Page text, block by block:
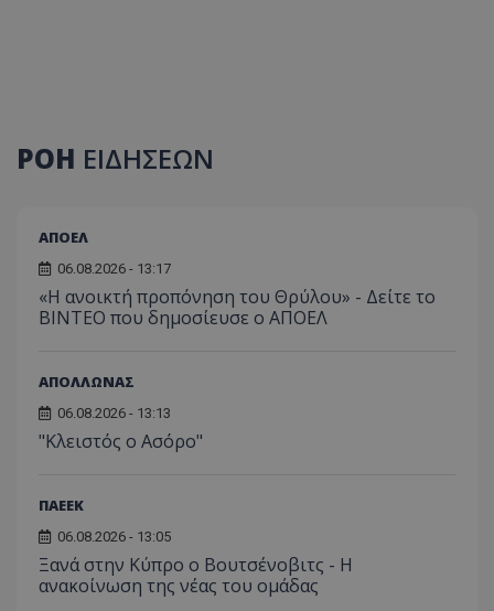
ΡΟΗ ΕΙΔΗΣΕΩΝ
ΑΠΟΕΛ
06.08.2026 - 13:17
«Η ανοικτή προπόνηση του Θρύλου» - Δείτε το
ΒΙΝΤΕΟ που δημοσίευσε ο ΑΠΟΕΛ
ΑΠΟΛΛΩΝΑΣ
06.08.2026 - 13:13
"Κλειστός ο Ασόρο"
ΠΑΕΕΚ
06.08.2026 - 13:05
Ξανά στην Κύπρο ο Βουτσένοβιτς - Η
ανακοίνωση της νέας του ομάδας